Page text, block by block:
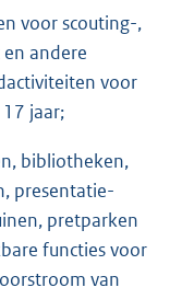
voor scouting-,
andere
voor
jaar;
bibliotheken,
presentatie-
pretparken
functies voor
van